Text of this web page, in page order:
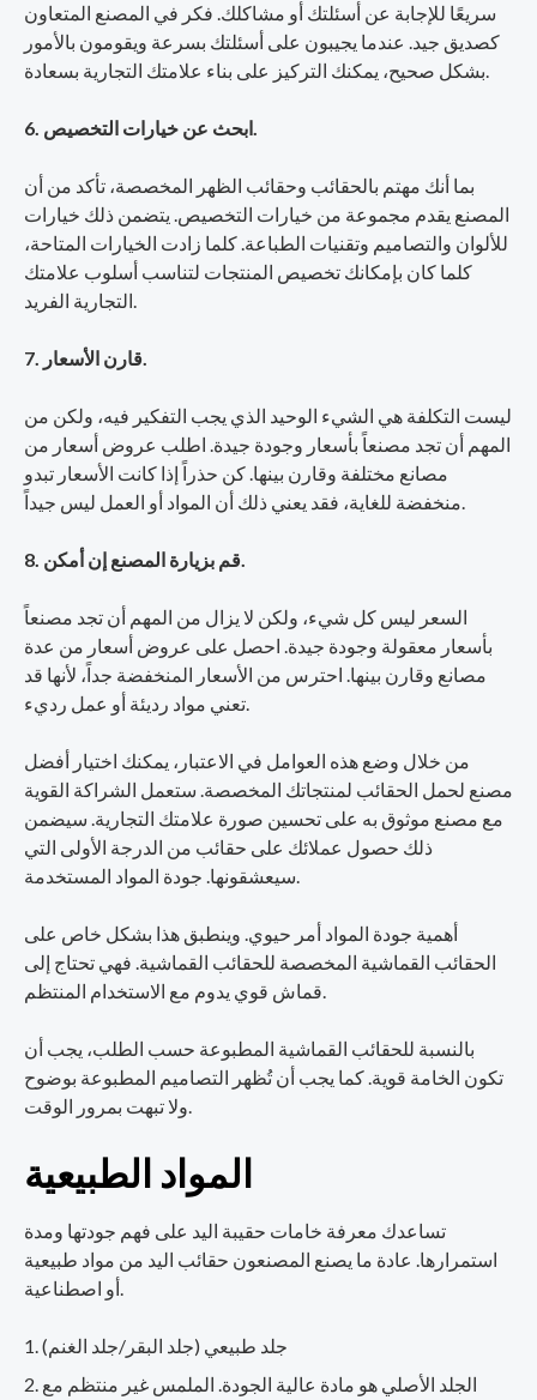
سريعًا للإجابة عن أسئلتك أو مشاكلك. فكر في المصنع المتعاون
كصديق جيد. عندما يجيبون على أسئلتك بسرعة ويقومون بالأمور
بشكل صحيح، يمكنك التركيز على بناء علامتك التجارية بسعادة.
6. ابحث عن خيارات التخصيص.
بما أنك مهتم بالحقائب وحقائب الظهر المخصصة، تأكد من أن
المصنع يقدم مجموعة من خيارات التخصيص. يتضمن ذلك خيارات
للألوان والتصاميم وتقنيات الطباعة. كلما زادت الخيارات المتاحة،
كلما كان بإمكانك تخصيص المنتجات لتناسب أسلوب علامتك
التجارية الفريد.
7. قارن الأسعار.
ليست التكلفة هي الشيء الوحيد الذي يجب التفكير فيه، ولكن من
المهم أن تجد مصنعاً بأسعار وجودة جيدة. اطلب عروض أسعار من
مصانع مختلفة وقارن بينها. كن حذراً إذا كانت الأسعار تبدو
منخفضة للغاية، فقد يعني ذلك أن المواد أو العمل ليس جيداً.
8. قم بزيارة المصنع إن أمكن.
السعر ليس كل شيء، ولكن لا يزال من المهم أن تجد مصنعاً
بأسعار معقولة وجودة جيدة. احصل على عروض أسعار من عدة
مصانع وقارن بينها. احترس من الأسعار المنخفضة جداً، لأنها قد
تعني مواد رديئة أو عمل رديء.
من خلال وضع هذه العوامل في الاعتبار، يمكنك اختيار أفضل
مصنع لحمل الحقائب لمنتجاتك المخصصة. ستعمل الشراكة القوية
مع مصنع موثوق به على تحسين صورة علامتك التجارية. سيضمن
ذلك حصول عملائك على حقائب من الدرجة الأولى التي
سيعشقونها. جودة المواد المستخدمة.
أهمية جودة المواد أمر حيوي. وينطبق هذا بشكل خاص على
الحقائب القماشية المخصصة للحقائب القماشية. فهي تحتاج إلى
قماش قوي يدوم مع الاستخدام المنتظم.
بالنسبة للحقائب القماشية المطبوعة حسب الطلب، يجب أن
تكون الخامة قوية. كما يجب أن تُظهر التصاميم المطبوعة بوضوح
ولا تبهت بمرور الوقت.
المواد الطبيعية
تساعدك معرفة خامات حقيبة اليد على فهم جودتها ومدة
استمرارها. عادة ما يصنع المصنعون حقائب اليد من مواد طبيعية
أو اصطناعية.
جلد طبيعي (جلد البقر/جلد الغنم)
الجلد الأصلي هو مادة عالية الجودة. الملمس غير منتظم مع